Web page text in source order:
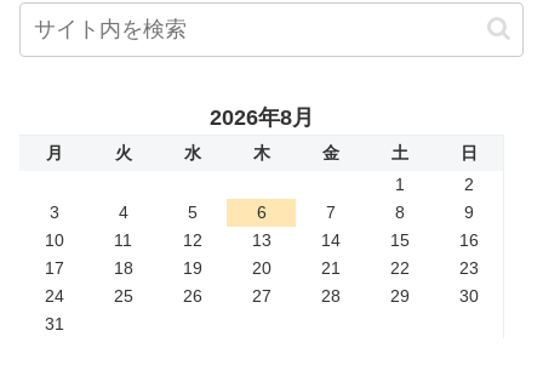
2026年8月
月 火 水 木 金 土
日
1
2
3
4 5 6 7 8
9
10
11 12 13 14 15
16
17
18 19 20 21 22
23
24
25 26 27 28 29
30
31